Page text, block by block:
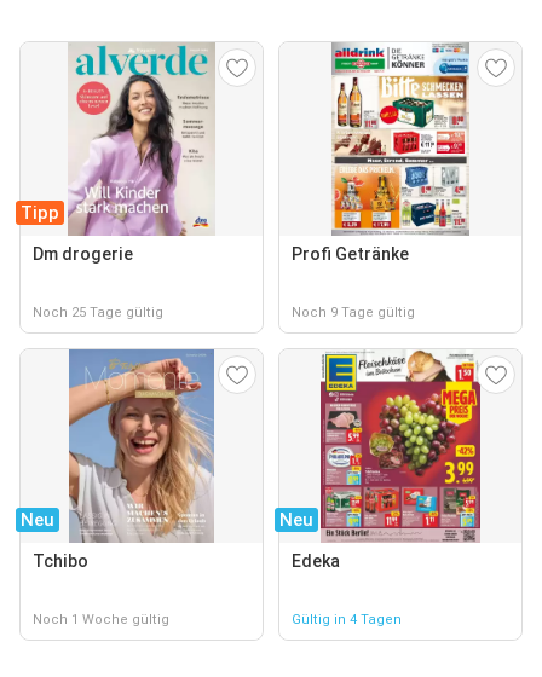
Tipp
Dm drogerie
Noch 25 Tage gültig
Profi Getränke
Noch 9 Tage gültig
Neu
Tchibo
Noch 1 Woche gültig
Neu
Edeka
Gültig in 4 Tagen